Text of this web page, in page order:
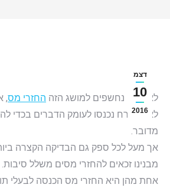
דצמ
10
2016
לא כולם נחשפים למושג הזה החזרי מס,
לא בהכרח נכנסו לעומק הדברים בכדי
מדובר.
אך מעל לכל ספק גם הבדיקה הקצרה
מבנינו זכאים להחזרי מסים משלל סיבות.
אחת מהן היא החזרי מס הכנסה לבעלי